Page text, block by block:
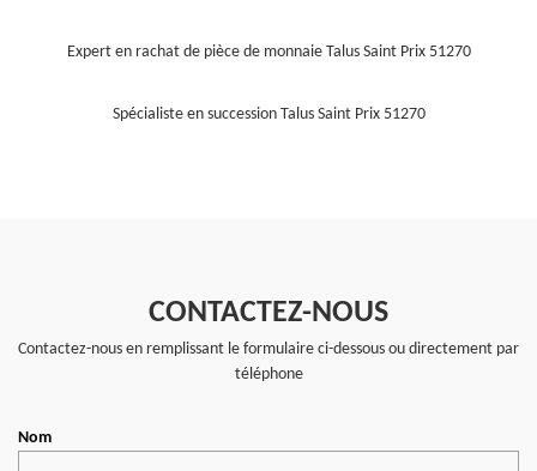
Expert en rachat de pièce de monnaie Talus Saint Prix 51270
Spécialiste en succession Talus Saint Prix 51270
CONTACTEZ-NOUS
Contactez-nous en remplissant le formulaire ci-dessous ou directement par
téléphone
Nom